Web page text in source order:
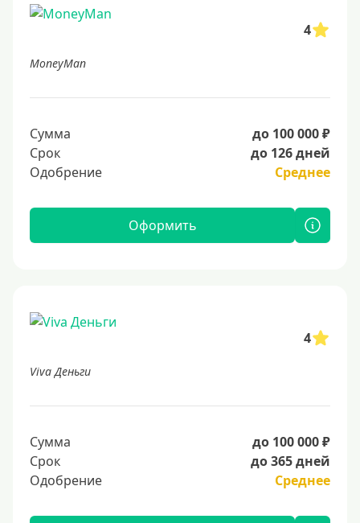
4
MoneyMan
Сумма
до 100 000 ₽
Срок
до 126 дней
Одобрение
Среднее
Оформить
4
Viva Деньги
Сумма
до 100 000 ₽
Срок
до 365 дней
Одобрение
Среднее